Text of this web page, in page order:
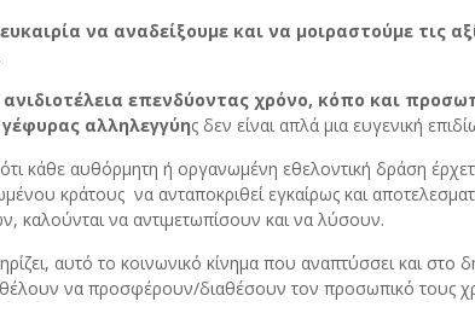
να αναδείξουμε και να μοιραστούμε
ανιδιοτέλεια επενδύοντας χρόνο, κόπο και
αλληλεγγύης δεν είναι απλά μια ευγενική
κάθε αυθόρμητη ή οργανωμένη εθελοντική δράση
κράτους να ανταποκριθεί εγκαίρως και
καλούνται να αντιμετωπίσουν και να λύσουν.
αυτό το κοινωνικό κίνημα που αναπτύσσει και στο
να προσφέρουν/διαθέσουν τον προσωπικό τους